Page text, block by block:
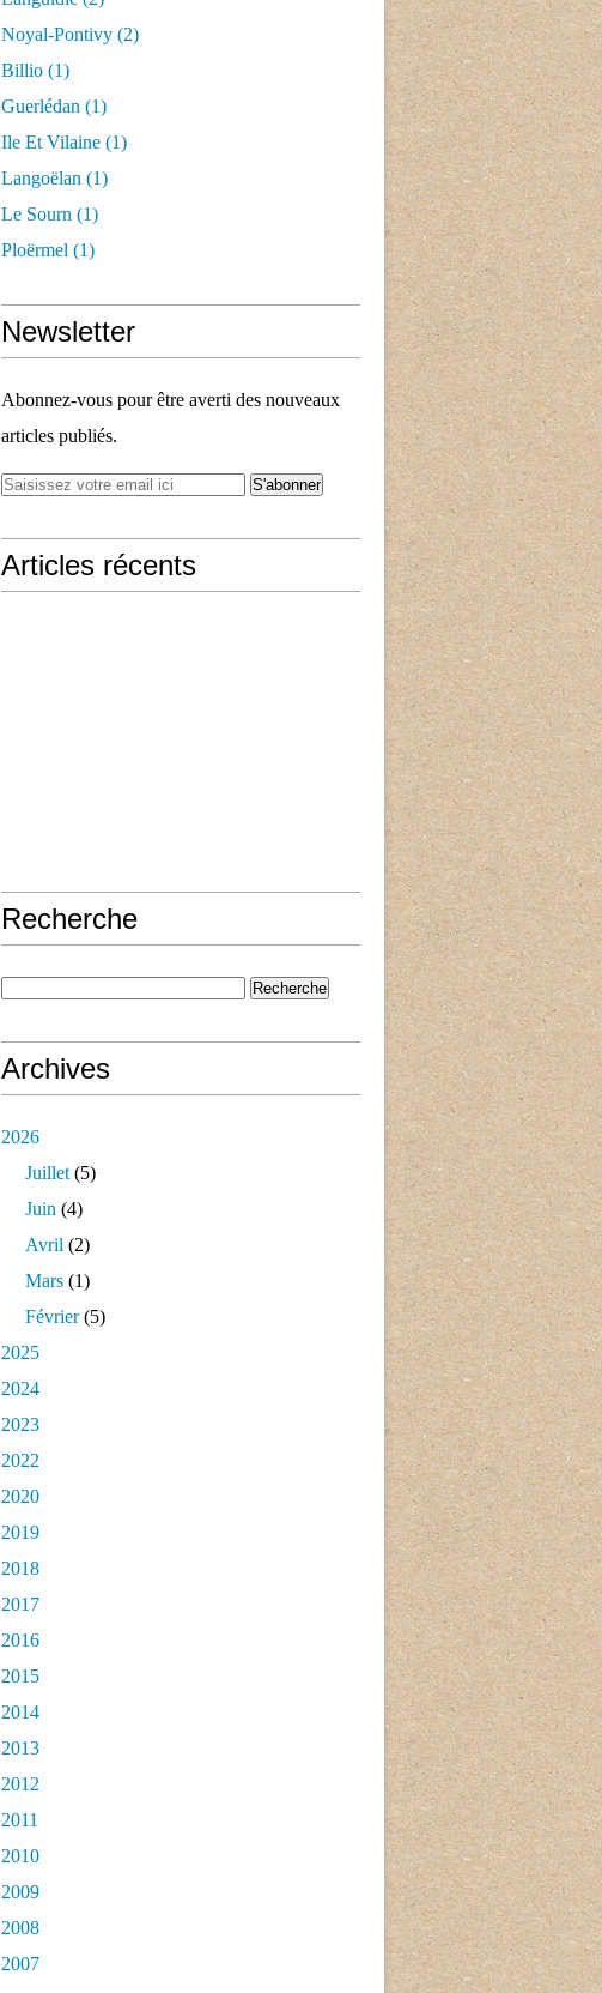
Noyal-Pontivy (2)
Billio (1)
Guerlédan (1)
Ile Et Vilaine (1)
Langoëlan (1)
Le Sourn (1)
Ploërmel (1)
Newsletter
Abonnez-vous pour être averti des nouveaux
articles publiés.
Articles récents
Recherche
Archives
2026
Juillet (5)
Juin (4)
Avril (2)
Mars (1)
Février(5)
2025
2024
2023
2022
2020
2019
2018
2017
2016
2015
2014
2013
2012
2011
2010
2009
2008
2007